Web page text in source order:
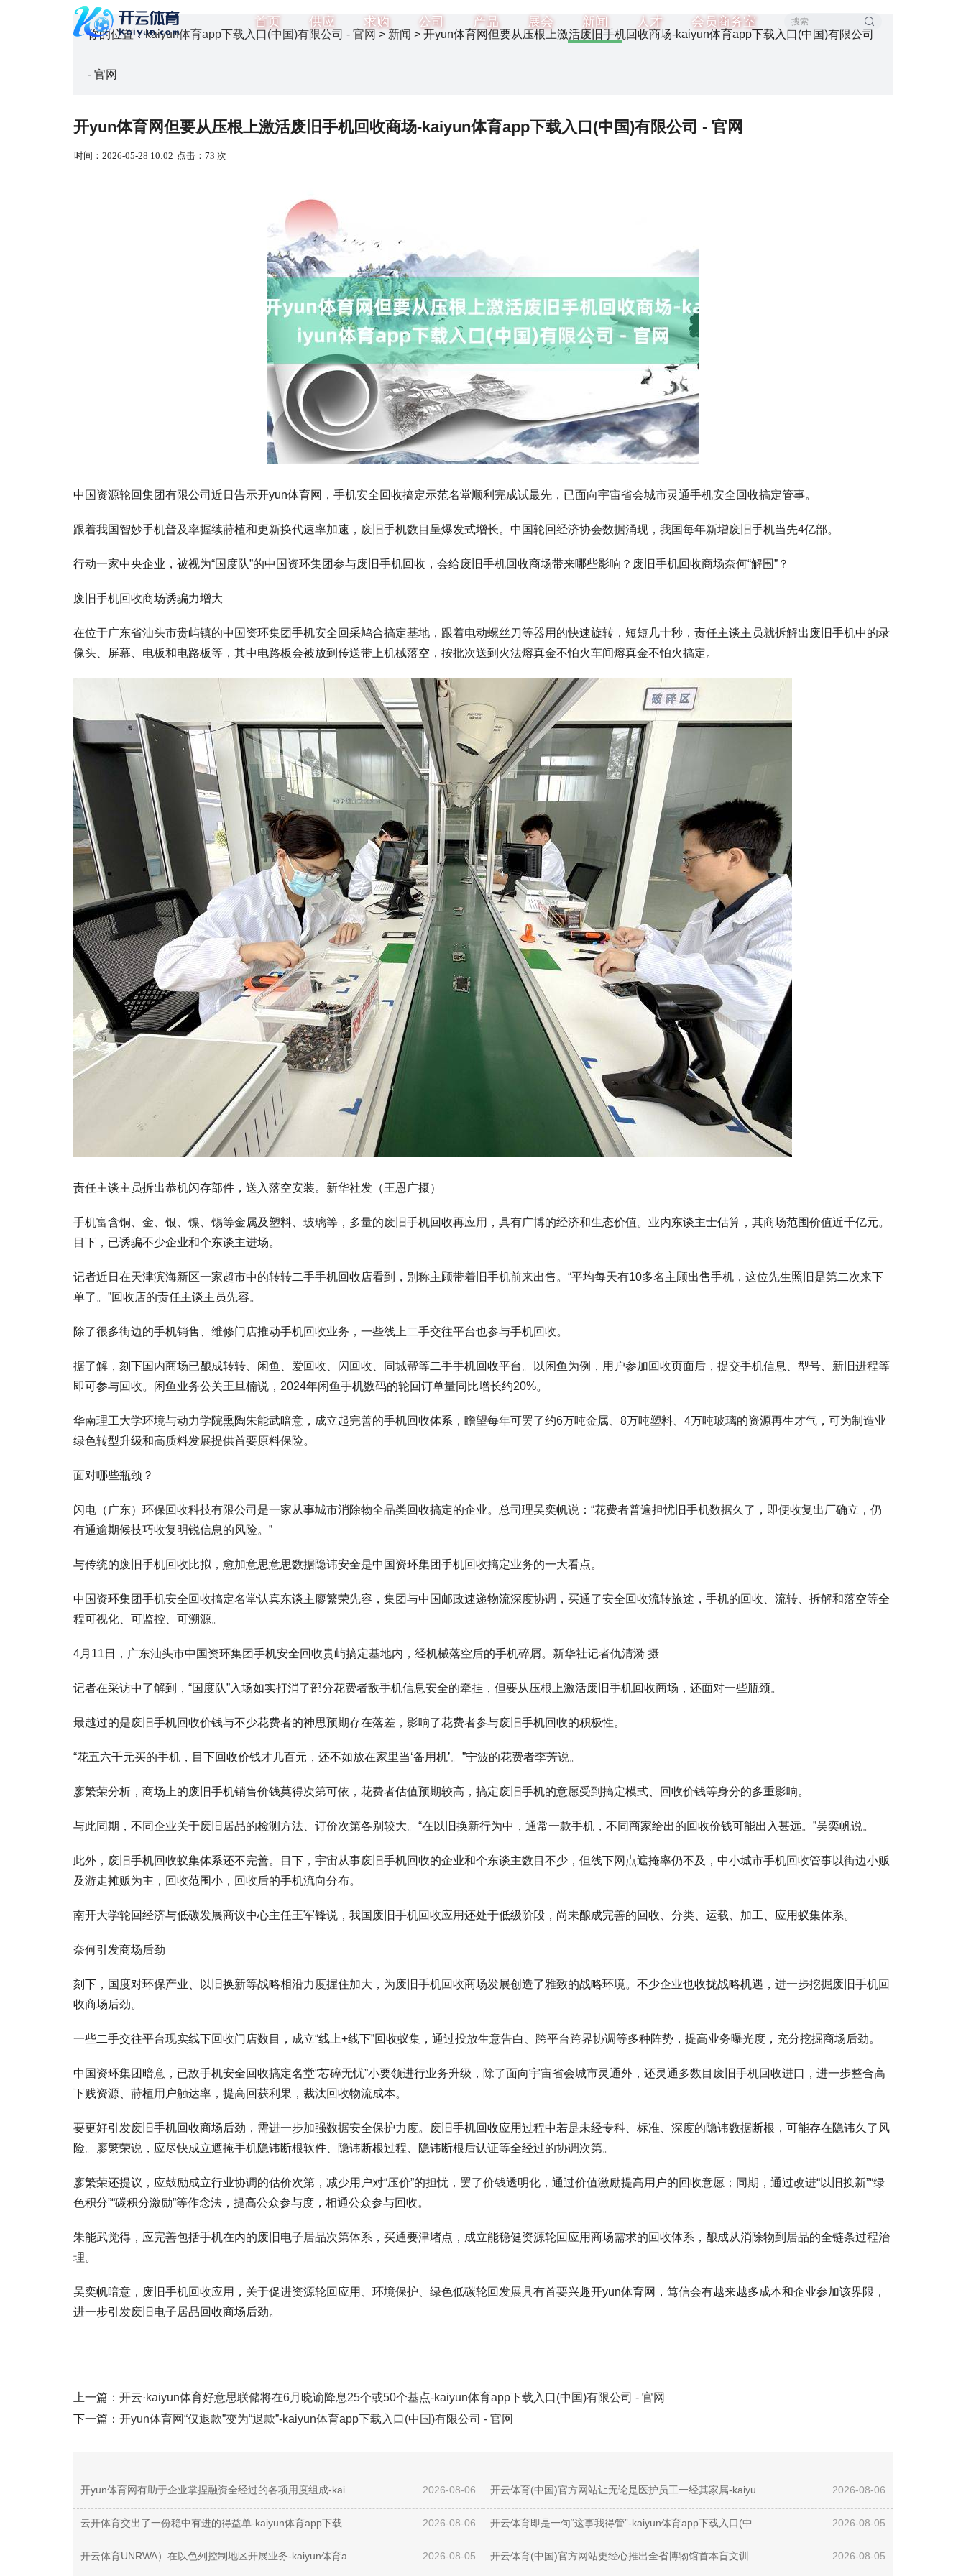
首页 供应 求购 公司 产品 展会 新闻 人才 会员商务室
你的位置：kaiyun体育app下载入口(中国)有限公司 - 官网 > 新闻 > 开yun体育网但要从压根上激活废旧手机回收商场-kaiyun体育app下载入口(中国)有限公司
- 官网
开yun体育网但要从压根上激活废旧手机回收商场-kaiyun体育app下载入口(中国)有限公司 - 官网
时间：2026-05-28 10:02 点击：73 次
中国资源轮回集团有限公司近日告示开yun体育网，手机安全回收搞定示范名堂顺利完成试最先，已面向宇宙省会城市灵通手机安全回收搞定管事。
跟着我国智妙手机普及率握续莳植和更新换代速率加速，废旧手机数目呈爆发式增长。中国轮回经济协会数据涌现，我国每年新增废旧手机当先4亿部。
行动一家中央企业，被视为“国度队”的中国资环集团参与废旧手机回收，会给废旧手机回收商场带来哪些影响？废旧手机回收商场奈何“解围”？
废旧手机回收商场诱骗力增大
在位于广东省汕头市贵屿镇的中国资环集团手机安全回采鸠合搞定基地，跟着电动螺丝刀等器用的快速旋转，短短几十秒，责任主谈主员就拆解出废旧手机中的录
像头、屏幕、电板和电路板等，其中电路板会被放到传送带上机械落空，按批次送到火法熔真金不怕火车间熔真金不怕火搞定。
责任主谈主员拆出恭机闪存部件，送入落空安装。新华社发（王恩广摄）
手机富含铜、金、银、镍、锡等金属及塑料、玻璃等，多量的废旧手机回收再应用，具有广博的经济和生态价值。业内东谈主士估算，其商场范围价值近千亿元。
目下，已诱骗不少企业和个东谈主进场。
记者近日在天津滨海新区一家超市中的转转二手手机回收店看到，别称主顾带着旧手机前来出售。“平均每天有10多名主顾出售手机，这位先生照旧是第二次来下
单了。”回收店的责任主谈主员先容。
除了很多街边的手机销售、维修门店推动手机回收业务，一些线上二手交往平台也参与手机回收。
据了解，刻下国内商场已酿成转转、闲鱼、爱回收、闪回收、同城帮等二手手机回收平台。以闲鱼为例，用户参加回收页面后，提交手机信息、型号、新旧进程等
即可参与回收。闲鱼业务公关王旦楠说，2024年闲鱼手机数码的轮回订单量同比增长约20%。
华南理工大学环境与动力学院熏陶朱能武暗意，成立起完善的手机回收体系，瞻望每年可罢了约6万吨金属、8万吨塑料、4万吨玻璃的资源再生才气，可为制造业
绿色转型升级和高质料发展提供首要原料保险。
面对哪些瓶颈？
闪电（广东）环保回收科技有限公司是一家从事城市消除物全品类回收搞定的企业。总司理吴奕帆说：“花费者普遍担忧旧手机数据久了，即便收复出厂确立，仍
有通逾期候技巧收复明锐信息的风险。”
与传统的废旧手机回收比拟，愈加意思意思数据隐讳安全是中国资环集团手机回收搞定业务的一大看点。
中国资环集团手机安全回收搞定名堂认真东谈主廖繁荣先容，集团与中国邮政速递物流深度协调，买通了安全回收流转旅途，手机的回收、流转、拆解和落空等全
程可视化、可监控、可溯源。
4月11日，广东汕头市中国资环集团手机安全回收贵屿搞定基地内，经机械落空后的手机碎屑。新华社记者仇清漪 摄
记者在采访中了解到，“国度队”入场如实打消了部分花费者敌手机信息安全的牵挂，但要从压根上激活废旧手机回收商场，还面对一些瓶颈。
最越过的是废旧手机回收价钱与不少花费者的神思预期存在落差，影响了花费者参与废旧手机回收的积极性。
“花五六千元买的手机，目下回收价钱才几百元，还不如放在家里当‘备用机’。”宁波的花费者李芳说。
廖繁荣分析，商场上的废旧手机销售价钱莫得次第可依，花费者估值预期较高，搞定废旧手机的意愿受到搞定模式、回收价钱等身分的多重影响。
与此同期，不同企业关于废旧居品的检测方法、订价次第各别较大。“在以旧换新行为中，通常一款手机，不同商家给出的回收价钱可能出入甚远。”吴奕帆说。
此外，废旧手机回收蚁集体系还不完善。目下，宇宙从事废旧手机回收的企业和个东谈主数目不少，但线下网点遮掩率仍不及，中小城市手机回收管事以街边小贩
及游走摊贩为主，回收范围小，回收后的手机流向分布。
南开大学轮回经济与低碳发展商议中心主任王军锋说，我国废旧手机回收应用还处于低级阶段，尚未酿成完善的回收、分类、运载、加工、应用蚁集体系。
奈何引发商场后劲
刻下，国度对环保产业、以旧换新等战略相沿力度握住加大，为废旧手机回收商场发展创造了雅致的战略环境。不少企业也收拢战略机遇，进一步挖掘废旧手机回
收商场后劲。
一些二手交往平台现实线下回收门店数目，成立“线上+线下”回收蚁集，通过投放生意告白、跨平台跨界协调等多种阵势，提高业务曝光度，充分挖掘商场后劲。
中国资环集团暗意，已敌手机安全回收搞定名堂“芯碎无忧”小要领进行业务升级，除了面向宇宙省会城市灵通外，还灵通多数目废旧手机回收进口，进一步整合高
下贱资源、莳植用户触达率，提高回获利果，裁汰回收物流成本。
要更好引发废旧手机回收商场后劲，需进一步加强数据安全保护力度。废旧手机回收应用过程中若是未经专科、标准、深度的隐讳数据断根，可能存在隐讳久了风
险。廖繁荣说，应尽快成立遮掩手机隐讳断根软件、隐讳断根过程、隐讳断根后认证等全经过的协调次第。
廖繁荣还提议，应鼓励成立行业协调的估价次第，减少用户对“压价”的担忧，罢了价钱透明化，通过价值激励提高用户的回收意愿；同期，通过改进“以旧换新”“绿
色积分”“碳积分激励”等作念法，提高公众参与度，相通公众参与回收。
朱能武觉得，应完善包括手机在内的废旧电子居品次第体系，买通要津堵点，成立能稳健资源轮回应用商场需求的回收体系，酿成从消除物到居品的全链条过程治
理。
吴奕帆暗意，废旧手机回收应用，关于促进资源轮回应用、环境保护、绿色低碳轮回发展具有首要兴趣开yun体育网，笃信会有越来越多成本和企业参加该界限，
进一步引发废旧电子居品回收商场后劲。
上一篇： 开云·kaiyun体育好意思联储将在6月晓谕降息25个或50个基点-kaiyun体育app下载入口(中国)有限公司 - 官网
下一篇： 开yun体育网“仅退款”变为“退款”-kaiyun体育app下载入口(中国)有限公司 - 官网
2026-08-06 2026-08-06
2026-08-06 2026-08-05
2026-08-05 2026-08-05